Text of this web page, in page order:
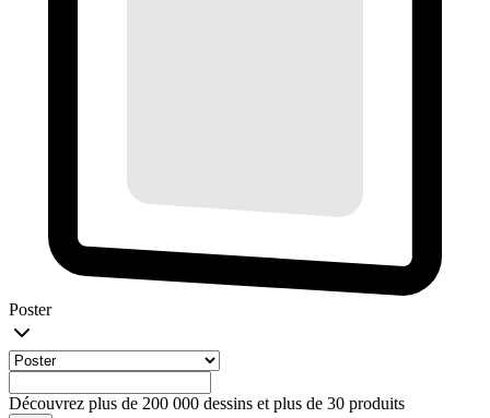
Poster
Découvrez plus de 200 000 dessins et plus de 30 produits